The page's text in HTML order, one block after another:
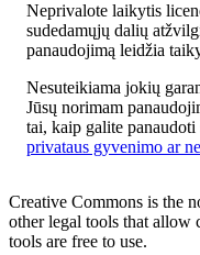
Neprivalote laikytis
sudedamųjų dalių
panaudojimą leidžia
Nesuteikiama jokių
Jūsų norimam
tai, kaip galite
privataus gyvenimo ar
Creative Commons is the
other legal tools that allow
tools are free to use.